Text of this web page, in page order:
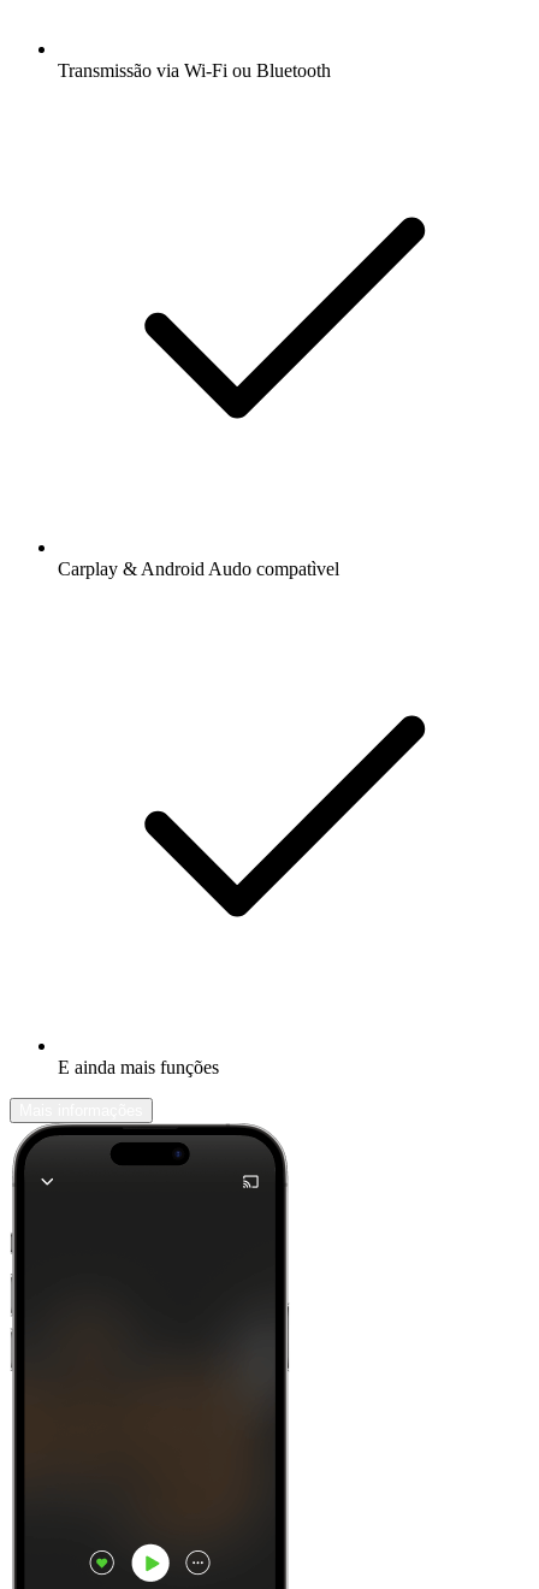
Transmissão via Wi-Fi ou Bluetooth
Carplay & Android Audo compatìvel
E ainda mais funções